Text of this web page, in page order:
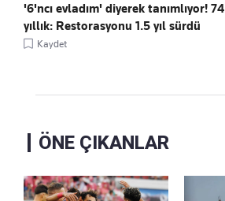
'6'ncı evladım' diyerek tanımlıyor! 74
yıllık: Restorasyonu 1.5 yıl sürdü
Kaydet
ÖNE ÇIKANLAR